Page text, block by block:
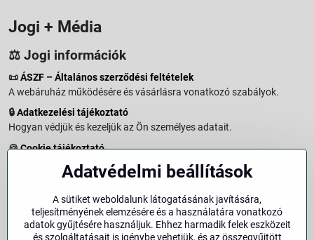
Jogi + Média
⚖️ Jogi információk
📜ÁSZF – Általános szerződési feltételek
A webáruház működésére és vásárlásra vonatkozó szabályok.
🔒Adatkezelési tájékoztató
Hogyan védjük és kezeljük az Ön személyes adatait.
🍪Cookie tájékoztató
A weboldalon használt sütikről és adatkezelésről.
Vásárlástól való elállás menete és feltételei.
Elállás a szerződéstől
Adatvédelmi beállítások
A sütiket weboldalunk látogatásának javítására,
teljesítményének elemzésére és a használatára vonatkozó
adatok gyűjtésére használjuk. Ehhez harmadik felek eszközeit
és szolgáltatásait is igénybe vehetjük, és az összegyűjtött